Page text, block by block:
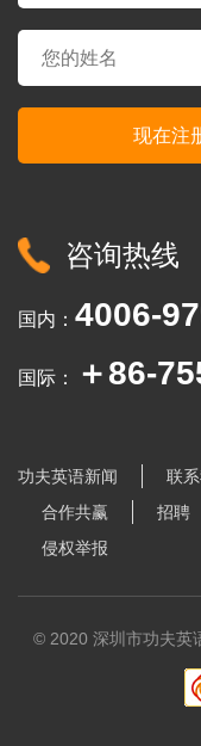
咨询热线
国内： 4006-
国际： ＋86-
功夫英语新闻 联
合作共赢
招聘
侵权举报
© 2020 深圳市功夫英